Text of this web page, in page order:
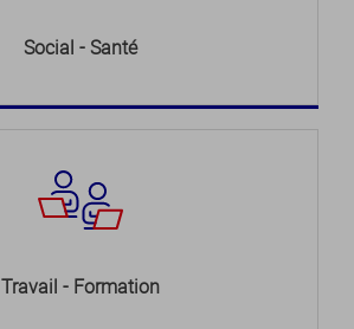
Social - Santé
Travail - Formation